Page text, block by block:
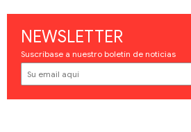
NEWSLETTER
Suscríbase a nuestro boletín de noticias